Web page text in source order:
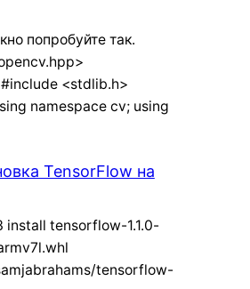
попробуйте так.
<stdlib.h>
namespace cv; using
TensorFlow на
tensorflow-1.1.0-
tensorflow-